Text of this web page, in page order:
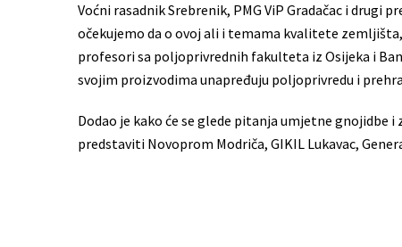
Voćni rasadnik Srebrenik, PMG ViP Gradačac i drugi
očekujemo da o ovoj ali i temama kvalitete
profesori sa poljoprivrednih fakulteta iz Osijeka i
svojim proizvodima unapređuju poljoprivredu i
Dodao je kako će se glede pitanja umjetne
predstaviti Novoprom Modriča, GIKIL Lukavac,